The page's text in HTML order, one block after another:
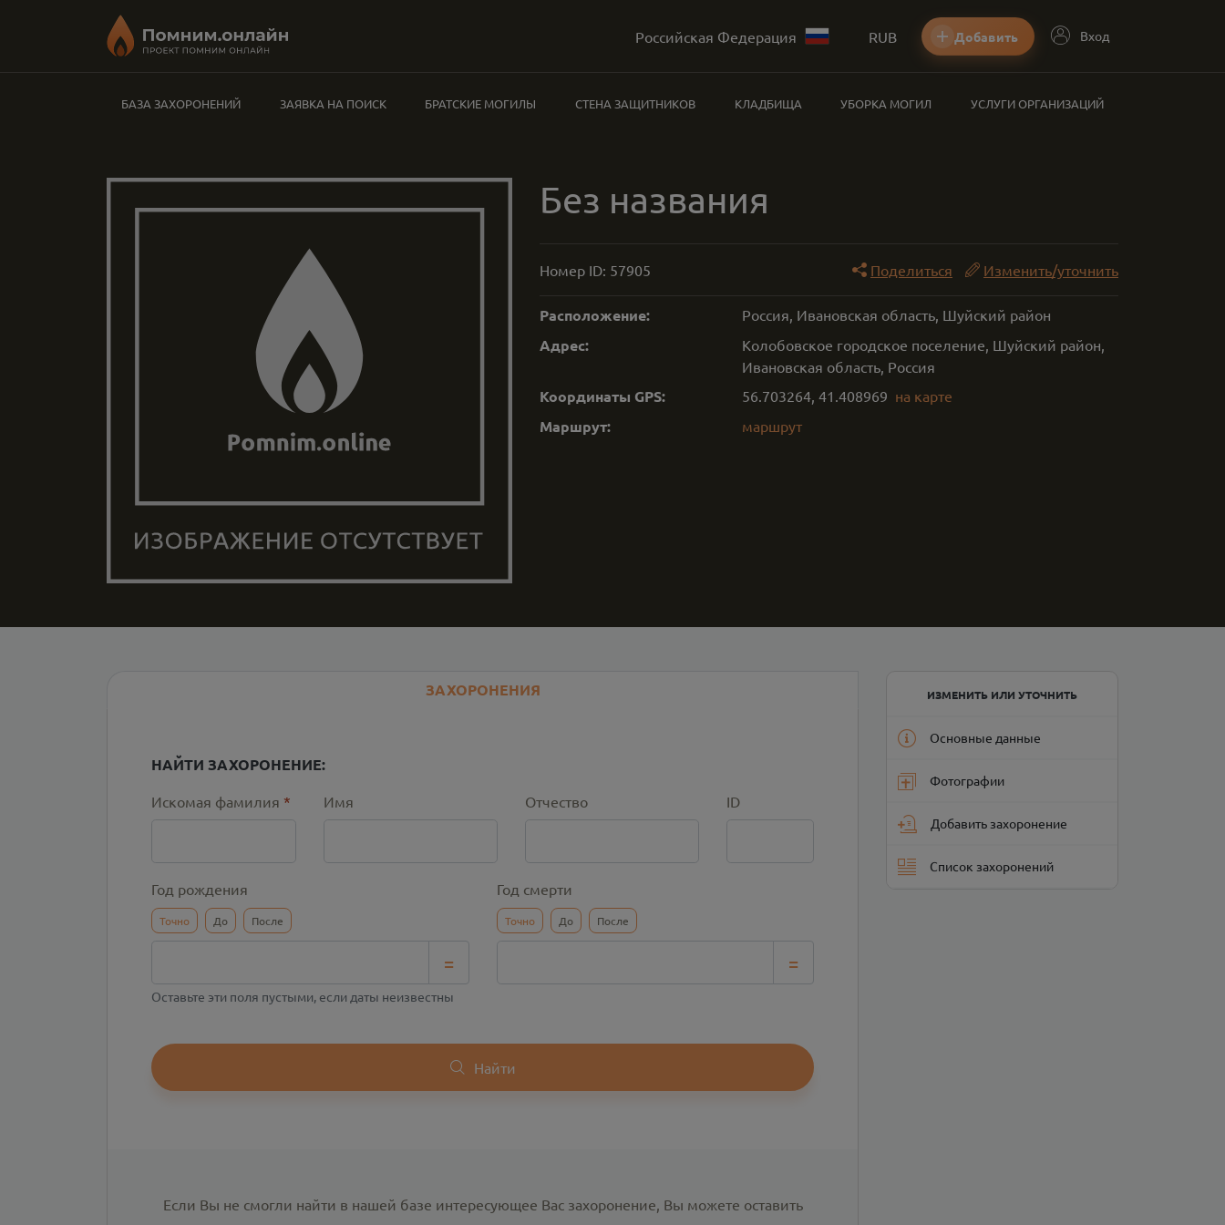
Российская Федерация RUB Добавить Вход
БАЗА ЗАХОРОНЕНИЙ ЗАЯВКА НА ПОИСК БРАТСКИЕ МОГИЛЫ СТЕНА ЗАЩИТНИКОВ КЛАДБИЩА УБОРКА МОГИЛ УСЛУГИ ОРГАНИЗАЦИЙ
Без названия
Номер ID: 57905 Поделиться Изменить/уточнить
Расположение: Россия, Ивановская область, Шуйский район
Адрес:
Колобовское городское поселение, Шуйский район,
Ивановская область, Россия
Координаты GPS: 56.703264, 41.408969 на карте
Маршрут: маршрут
ЗАХОРОНЕНИЯ
НАЙТИ ЗАХОРОНЕНИЕ:
Искомая фамилия * Имя Отчество ID
Год рождения
Точно До После
=
Год смерти
Точно До После
=
Оставьте эти поля пустыми, если даты неизвестны
Найти
Если Вы не смогли найти в нашей базе интересующее Вас захоронение, Вы можете оставить
ИЗМЕНИТЬ ИЛИ УТОЧНИТЬ
Основные данные
Фотографии
Добавить захоронение
Список захоронений